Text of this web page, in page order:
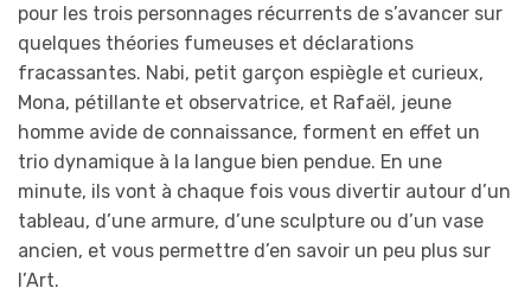
pour les trois personnages récurrents de s’avancer sur
quelques théories fumeuses et déclarations
fracassantes. Nabi, petit garçon espiègle et curieux,
Mona, pétillante et observatrice, et Rafaël, jeune
homme avide de connaissance, forment en effet un
trio dynamique à la langue bien pendue. En une
minute, ils vont à chaque fois vous divertir autour d’un
tableau, d’une armure, d’une sculpture ou d’un vase
ancien, et vous permettre d’en savoir un peu plus sur
l’Art.